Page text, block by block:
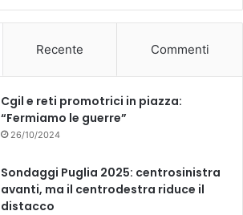
k
Recente Commenti
Cgil e reti promotrici in piazza:
“Fermiamo le guerre”
26/10/2024
Sondaggi Puglia 2025: centrosinistra
avanti, ma il centrodestra riduce il
distacco